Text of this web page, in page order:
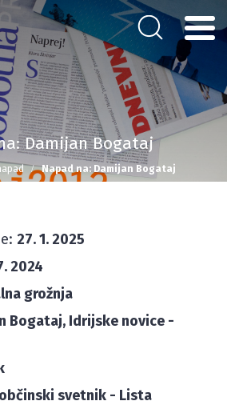
Damijan Bogataj
Napad na: Damijan Bogataj
27. 1. 2025
2024
grožnja
Bogataj, Idrijske novice -
občinski svetnik - Lista